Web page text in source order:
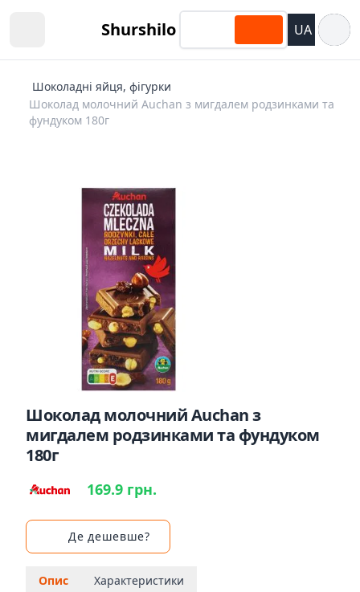
Shurshilo UA
Шоколадні яйця, фігурки
Шоколад молочний Auchan з мигдалем родзинками та
фундуком 180г
Шоколад молочний Auchan з
мигдалем родзинками та фундуком
180г
169.9 грн.
Де дешевше?
Опис Характеристики